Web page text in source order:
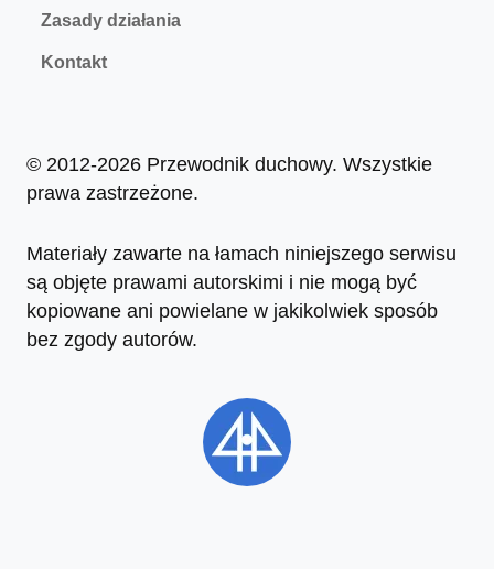
Zasady działania
Kontakt
© 2012-2026 Przewodnik duchowy. Wszystkie
prawa zastrzeżone.
Materiały zawarte na łamach niniejszego serwisu
są objęte prawami autorskimi i nie mogą być
kopiowane ani powielane w jakikolwiek sposób
bez zgody autorów.